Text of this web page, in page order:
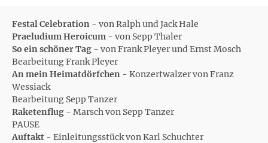
Festal Celebration - von Ralph und Jack Hale
Praeludium Heroicum - von Sepp Thaler
So ein schöner Tag - von Frank Pleyer und Ernst Mosch
Bearbeitung Frank Pleyer
An mein Heimatdörfchen - Konzertwalzer von Franz
Wessiack
Bearbeitung Sepp Tanzer
Raketenflug - Marsch von Sepp Tanzer
PAUSE
Auftakt - Einleitungsstück von Karl Schuchter